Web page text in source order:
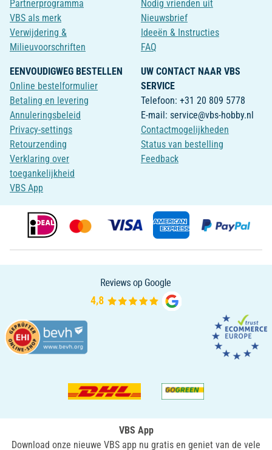
Partnerprogramma
VBS als merk
Verwijdering &
Milieuvoorschriften
Nodig vrienden uit
Nieuwsbrief
Ideeën & Instructies
FAQ
EENVOUDIGWEG BESTELLEN
Online bestelformulier
Betaling en levering
Annuleringsbeleid
Privacy-settings
Retourzending
Verklaring over
toegankelijkheid
VBS App
UW CONTACT NAAR VBS
SERVICE
Telefoon: +31 20 809 5778
E-mail: service@vbs-hobby.nl
Contactmogelijkheden
Status van bestelling
Feedback
VBS App
Download onze nieuwe VBS app nu gratis en geniet van de vele